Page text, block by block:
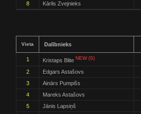
8
Kārlis Zvejnieks
Vieta Dalībnieks
1 Kristaps Blite NEW (S)
2 Edgars Astašovs
3
Ainārs Pumpišs
4
Mareks Astašovs
5
Jānis Lapsiņš